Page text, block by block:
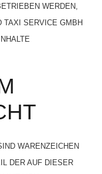
WERDEN,
TAXI SERVICE GMBH
WARENZEICHEN
DER AUF DIESER